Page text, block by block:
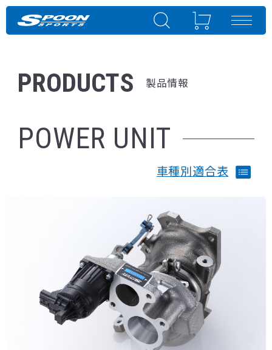
PRODUCTS 製品情報
POWER UNIT
車種別適合表